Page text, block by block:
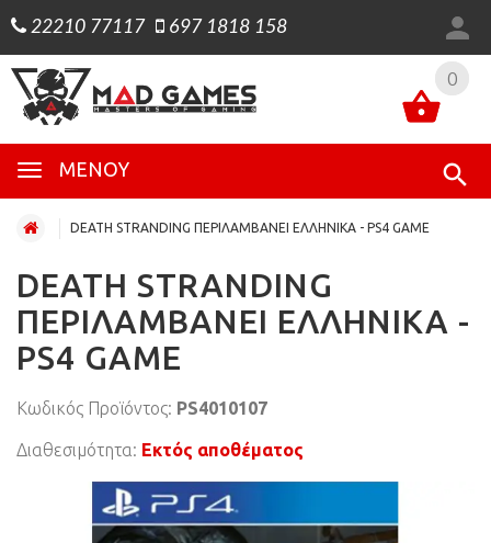
22210 77117 697 1818 158
0
ΜΕΝΟΎ
0
DEATH STRANDING ΠΕΡΙΛΑΜΒΑΝΕΙ ΕΛΛΗΝΙΚΑ - PS4 GAME
DEATH STRANDING
ΠΕΡΙΛΑΜΒΑΝΕΙ ΕΛΛΗΝΙΚΑ -
PS4 GAME
Κωδικός Προϊόντος: PS4010107
Διαθεσιμότητα: Εκτός αποθέματος